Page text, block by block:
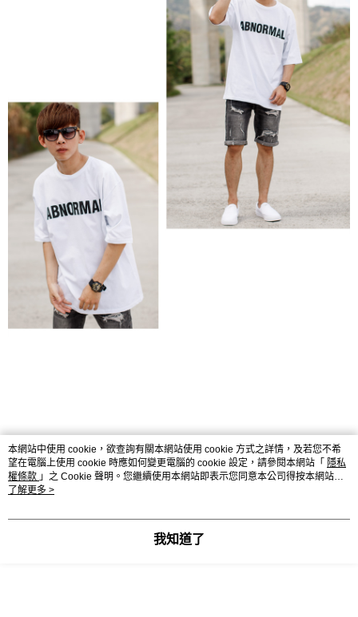
本網站中使用 cookie，欲查詢有關本網站使用 cookie 方式之詳情，及若您不希
望在電腦上使用 cookie 時應如何變更電腦的 cookie 設定，請參閱本網站「 隱私
權條款 」之 Cookie 聲明。您繼續使用本網站即表示您同意本公司得按本網站使
用條款之 Cookie 聲明使用 cookie。
了解更多 >
我知道了